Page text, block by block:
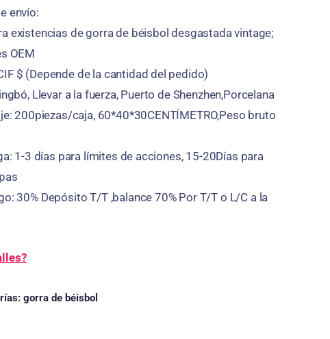
envío:
existencias de gorra de béisbol desgastada vintage;
OEM
$ (Depende de la cantidad del pedido)
Llevar a la fuerza, Puerto de Shenzhen,Porcelana
200piezas/caja, 60*40*30CENTÍMETRO,Peso bruto
1-3 días para límites de acciones, 15-20Días para
30% Depósito T/T ,balance 70% Por T/T o L/C a la
gorra de béisbol